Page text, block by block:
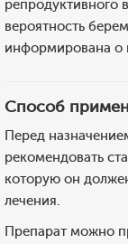
репродуктивного
вероятность
информирована о
Способ
Перед
рекомендовать
которую он
лечения.
Препарат можно